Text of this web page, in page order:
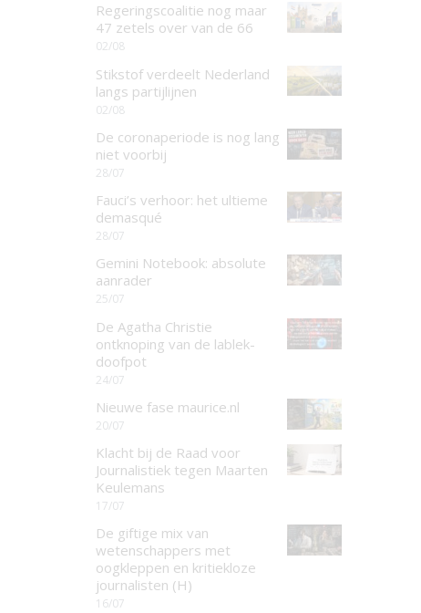
Regeringscoalitie nog maar
47 zetels over van de 66
02/08
Stikstof verdeelt Nederland
langs partijlijnen
02/08
De coronaperiode is nog lang
niet voorbij
28/07
Fauci’s verhoor: het ultieme
demasqué
28/07
Gemini Notebook: absolute
aanrader
25/07
De Agatha Christie
ontknoping van de lablek-
doofpot
24/07
Nieuwe fase maurice.nl
20/07
Klacht bij de Raad voor
Journalistiek tegen Maarten
Keulemans
17/07
De giftige mix van
wetenschappers met
oogkleppen en kritiekloze
journalisten (H)
16/07